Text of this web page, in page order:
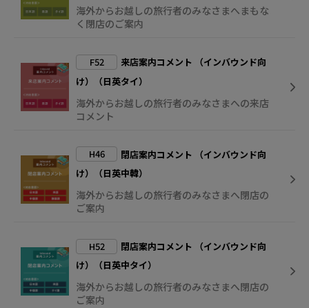
海外からお越しの旅行者のみなさまへまもな
く閉店のご案内
F52
来店案内コメント （インバウンド向
け）（日英タイ）
海外からお越しの旅行者のみなさまへの来店
コメント
H46
閉店案内コメント （インバウンド向
け）（日英中韓）
海外からお越しの旅行者のみなさまへ閉店の
ご案内
H52
閉店案内コメント （インバウンド向
け）（日英中タイ）
海外からお越しの旅行者のみなさまへ閉店の
ご案内